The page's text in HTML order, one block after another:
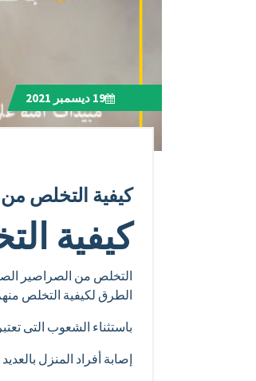
19 ديسمبر 2021
كيفية التخلص
كيفية
التخلص من الصراصير
الطرق لكيفية التخلص
باستثناء الشعوب التى
إصابة أفراد المنزل